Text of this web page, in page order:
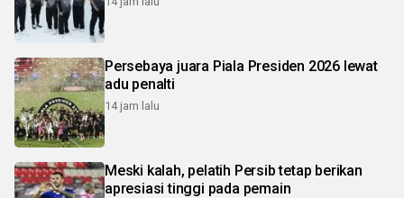
Persebaya juara Piala Presiden 2026 lewat
adu penalti
14 jam lalu
Meski kalah, pelatih Persib tetap berikan
apresiasi tinggi pada pemain